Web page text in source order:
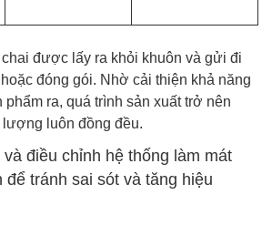
được lấy ra khỏi khuôn và gửi đi
đóng gói. Nhờ cải thiện khả năng
phẩm ra, quá trình sản xuất trở nên
luôn đồng đều.
và điều chỉnh hệ thống làm mát
tránh sai sót và tăng hiệu